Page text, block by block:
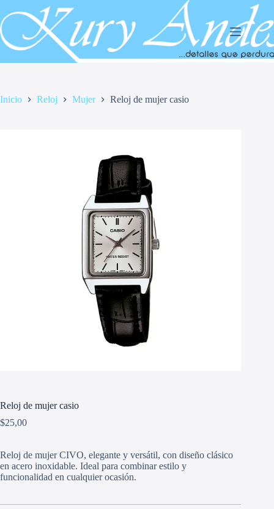
al
contenido
Inicio Reloj Mujer Reloj de mujer casio
Reloj de mujer casio
$25,00
Reloj de mujer CIVO, elegante y versátil, con diseño clásico
en acero inoxidable. Ideal para combinar estilo y
funcionalidad en cualquier ocasión.